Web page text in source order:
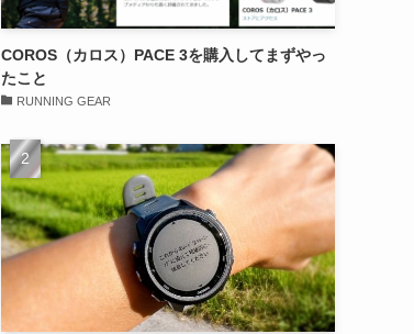
COROS（カロス）PACE 3を購入してまずやっ
たこと
RUNNING GEAR